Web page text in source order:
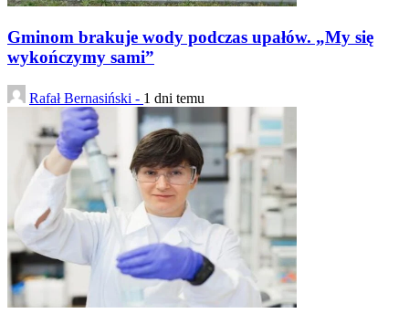
Gminom brakuje wody podczas upałów. „My się
wykończymy sami”
Rafał Bernasiński - 1 dni temu